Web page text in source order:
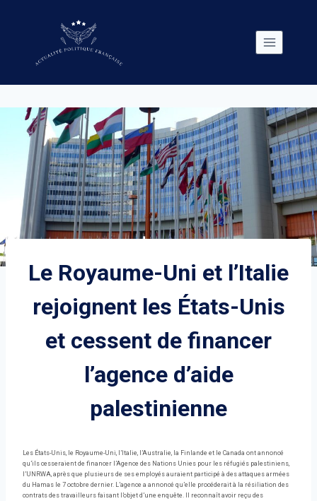
Le Royaume-Uni et l’Italie
rejoignent les États-Unis
et cessent de financer
l’agence d’aide
palestinienne
Les États-Unis, le Royaume-Uni, l’Italie, l’Australie, la Finlande et le Canada ont annoncé
qu’ils cesseraient de financer l’Agence des Nations Unies pour les réfugiés palestiniens,
l’UNRWA, après que plusieurs de ses employés auraient participé à des attaques armées
du Hamas le 7 octobre dernier. L’agence a annoncé qu’elle procéderait à la résiliation des
contrats des travailleurs faisant l’objet d’une enquête. Il reconnaît avoir reçu des